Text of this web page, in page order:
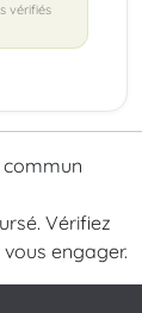
vérifiés
commun
Vérifiez
engager.